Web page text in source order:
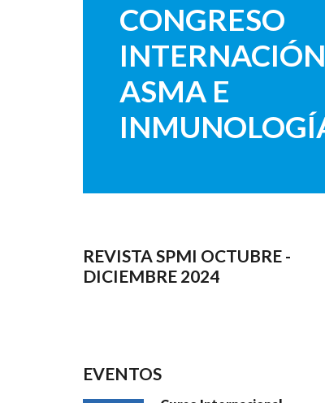
CONGRESO
ASMA E
REVISTA SPMI OCTUBRE -
DICIEMBRE 2024
EVENTOS